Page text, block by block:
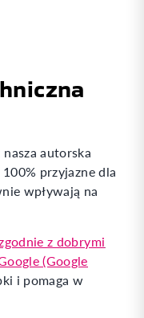
autorska
przyjazne dla
wpływają na
z dobrymi
(Google
i pomaga w